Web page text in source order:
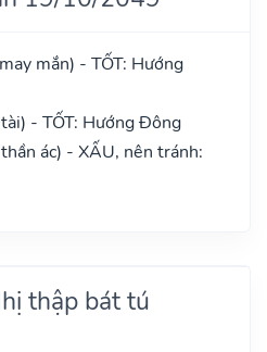
mắn) - TỐT: Hướng
- TỐT: Hướng Đông
ác) - XẤU, nên tránh:
thập bát tú